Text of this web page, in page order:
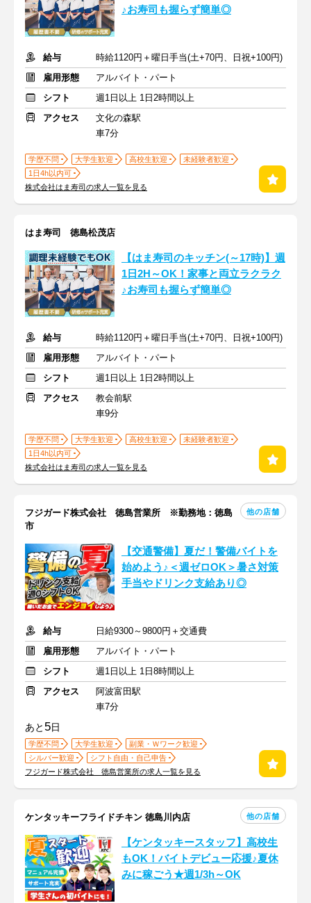
♪お寿司も握らず簡単◎
給与
時給1120円＋曜日手当(土+70円、日祝+100円)
雇用形態
アルバイト・パート
シフト
週1日以上 1日2時間以上
アクセス
文化の森駅
車7分
学歴不問 大学生歓迎 高校生歓迎
未経験者歓迎
1日4h以内可
株式会社はま寿司の求人一覧を見る
はま寿司 徳島松茂店
【はま寿司のキッチン(～17時)】週
1日2H～OK！家事と両立ラクラク
♪お寿司も握らず簡単◎
給与
時給1120円＋曜日手当(土+70円、日祝+100円)
雇用形態
アルバイト・パート
シフト
週1日以上 1日2時間以上
アクセス
教会前駅
車9分
学歴不問 大学生歓迎 高校生歓迎
未経験者歓迎
1日4h以内可
株式会社はま寿司の求人一覧を見る
フジガード株式会社 徳島営業所 ※勤務地：徳島
市
他の店舗
【交通警備】夏だ！警備バイトを
始めよう♪＜週ゼロOK＞暑さ対策
手当やドリンク支給あり◎
給与
日給9300～9800円＋交通費
雇用形態
アルバイト・パート
シフト
週1日以上 1日8時間以上
アクセス
阿波富田駅
車7分
あと 5日
学歴不問 大学生歓迎
副業・Ｗワーク歓迎
シルバー歓迎
シフト自由・自己申告
フジガード株式会社 徳島営業所の求人一覧を見る
ケンタッキーフライドチキン 徳島川内店 他の店舗
【ケンタッキースタッフ】高校生
もOK！バイトデビュー応援♪夏休
みに稼ごう★週1/3h～OK